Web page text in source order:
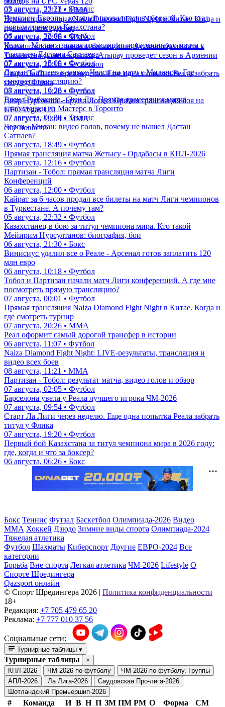
07 августа, 22:11 • ММА
Прямая трансляция Naiza Diamond Fight Night в Китае. Когда и
где смотреть турнир
07 августа, 20:26 • ММА
Коллапс в казахстанском баскетболе: Астана обратилась к
Токаеву на фоне закрытия, Атырау проведет сезон в Армении
07 августа, 20:16 • Баскетбол
Старт Ла Лиги через неделю. Еще одна попытка Реала забрать
титул у Флика
07 августа, 19:20 • Футбол
Дияр Нургожай - Бруно Лопес: Прямая трансляция боя на
UFC Vegas 120
07 августа, 19:04 • ММА
еще новости
05 августа, 23:23 • Теннис
Чемпион Европы, который провалился в сборной. Кто стал
новым тренером Казахстана?
06 августа, 22:00 • Футбол
Челси - Милан: прямая трансляция предсезонного матча с
участием Дастана Сатпаева
07 августа, 15:00 • Футбол
Дастан Сатпаев в заявке Челси на матч с Миланом. Где
смотреть трансляцию?
08 августа, 16:28 • Футбол
Елена Рыбакина - Энн Ли. Прямая трансляция матча
казахстанки на Мастерс в Торонто
07 августа, 06:30 • Теннис
Челси - Милан: видео голов, почему не вышел Дастан
Сатпаев?
08 августа, 18:49 • Футбол
Прямая трансляция матча Жетысу - Ордабасы в КПЛ-2026
08 августа, 12:16 • Футбол
Партизан - Тобол: прямая трансляция матча Лиги
Конференций
06 августа, 12:00 • Футбол
Кайрат за 6 часов продал все билеты на матч Лиги чемпионов
в Туркестане. А почему там?
05 августа, 22:32 • Футбол
Казахстанец в бою за титул чемпиона мира. Кто такой
Мейирим Нурсултанов: биография, бои
06 августа, 21:30 • Бокс
Винисиус удалил все о Реале - Арсенал готов заплатить 120
млн евро
06 августа, 10:18 • Футбол
Тобол и Партизан начали матч Лиги конференций. А где мне
посмотреть прямую трансляцию?
07 августа, 00:01 • Футбол
Прямая трансляция Naiza Diamond Fight Night в Китае. Когда и
где смотреть турнир
07 августа, 20:26 • ММА
Реал оформит самый дорогой трансфер в истории
06 августа, 11:07 • Футбол
Naiza Diamond Fight Night: LIVE-результаты, трансляция и
видео всех боев
08 августа, 11:21 • ММА
Партизан - Тобол: результат матча, видео голов и обзор
07 августа, 02:05 • Футбол
Барселона увела у Реала лучшего игрока ЧМ-2026
07 августа, 09:54 • Футбол
Старт Ла Лиги через неделю. Еще одна попытка Реала забрать
титул у Флика
07 августа, 19:20 • Футбол
Первый бой Казахстана за титул чемпиона мира в 2026 году:
где, когда и что за боксер?
06 августа, 06:26 • Бокс
Бокс Теннис Футзал Баскетбол Олимпиада-2026 Видео
ММА Хоккей Дзюдо Зимние виды спорта Олимпиада-2024
Тяжелая атлетика
Футбол Шахматы Киберспорт Другие ЕВРО-2024 Все
категории
Борьба Вне спорта Легкая атлетика ЧМ-2026 Lifestyle О
Спорте Шредингера
Qazsport онлайн
© Cпорт Шредингера 2026 | Политика конфиденциальности
18+
Редакция: +7 705 479 65 20
Реклама: +7 777 010 37 56
Социальные сети:
Турнирные таблицы ▾
Турнирные таблицы
×
КПЛ-2026
ЧМ-2026 по футболу
ЧМ-2026 по футболу. Группы
АПЛ-2026
Ла Лига-2026
Саудовская Про-лига-2026
Шотландский Премьершип-2026
# Команда И В Н П ЗМ ПМ РМ О Форма СМ